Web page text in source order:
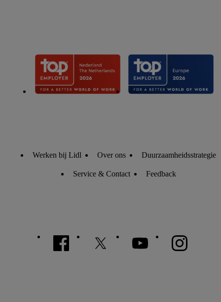
Werken bij Lidl Over ons Duurzaamheidsstrategie
Service & Contact Feedback